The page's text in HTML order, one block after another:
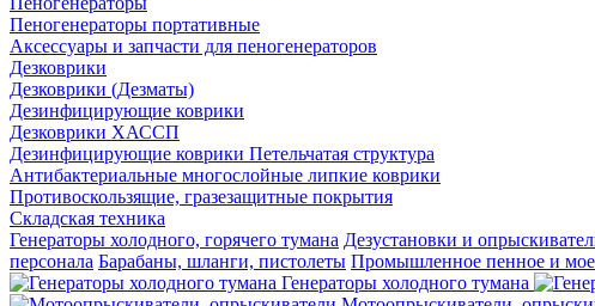
Пеногенераторы портативные
Аксессуары и запчасти для пеногенераторов
Дезковрики
Дезковрики (Дезматы)
Дезинфицирующие коврики
Дезковрики ХАССП
Дезинфицирующие коврики Петельчатая структура
Антибактериальные многослойные липкие коврики
Противоскользящие, гразезащитные покрытия
Складская техника
Генераторы холодного, горячего тумана Дезустановки и
персонала Барабаны, шланги, пистолеты Промышленное пенное и
Генераторы холодного тумана